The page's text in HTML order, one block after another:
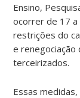
Ensino,
ocorrer de 17
restrições do
e
terceirizados.
Essas